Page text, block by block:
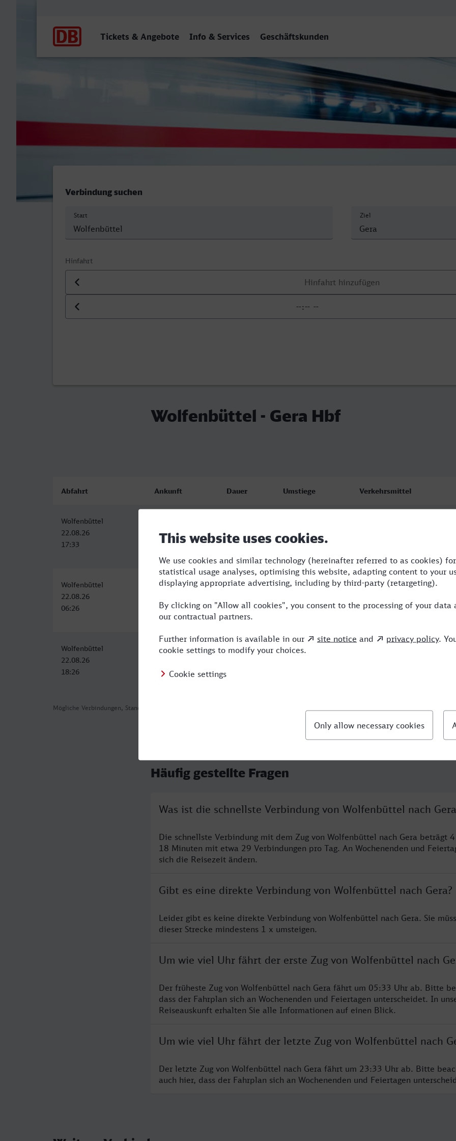
Tickets & Angebote Info & Services Geschäftskunden
Verbindung suchen
Start Ziel
Hinfahrt
Datum der Hinfahrt
Uhrzeit der Hinfahrt
Wolfenbüttel - Gera Hbf
Mögliche Verbindungen, Stand: 2026-08-08 06:26
Abfahrt Ankunft Dauer Umstiege Verkehrsmittel
Wolfenbüttel
22.08.26
17:33
22.08.26
21:51
Wolfenbüttel
22.08.26
06:26
Gera Hbf
10:55
4:29 2 RE,ERX,ICE
Wolfenbüttel
22.08.26
18:26
Gera Hbf
22:55
4:29 2
Häufig gestellte Fragen
Was ist die schnellste Verbindung von Wolfenbüttel nach
Die schnellste Verbindung mit dem Zug von Wolfenbüttel nach Gera beträgt 4
18 Minuten mit etwa 29 Verbindungen pro Tag. An Wochenenden und
sich die Reisezeit ändern.
Gibt es eine direkte Verbindung von Wolfenbüttel nach Gera?
Leider gibt es keine direkte Verbindung von Wolfenbüttel nach Gera. Sie
dieser Strecke mindestens 1 x umsteigen.
Um wie viel Uhr fährt der erste Zug von Wolfenbüttel nach
Der früheste Zug von Wolfenbüttel nach Gera fährt um 05:33 Uhr ab. Bitte
dass der Fahrplan sich an Wochenenden und Feiertagen unterscheidet. In
Reiseauskunft erhalten Sie alle Informationen auf einen Blick.
Um wie viel Uhr fährt der letzte Zug von Wolfenbüttel nach
Der letzte Zug von Wolfenbüttel nach Gera fährt um 23:33 Uhr ab. Bitte
auch hier, dass der Fahrplan sich an Wochenenden und Feiertagen